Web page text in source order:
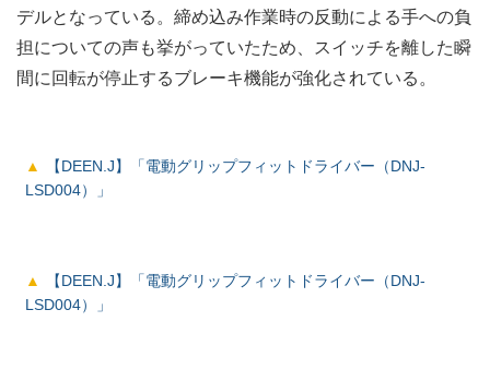
デルとなっている。締め込み作業時の反動による手への負
担についての声も挙がっていたため、スイッチを離した瞬
間に回転が停止するブレーキ機能が強化されている。
【DEEN.J】「電動グリップフィットドライバー（DNJ-
LSD004）」
【DEEN.J】「電動グリップフィットドライバー（DNJ-
LSD004）」